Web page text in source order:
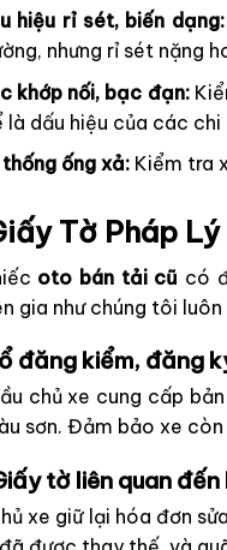
hiệu rỉ sét, biến dạng:
nhưng rỉ sét nặng
khớp nối, bạc đạn:
là dấu hiệu của các
thống ống xả: Kiểm tra
Tờ Pháp Lý
oto bán tải cũ có
gia như chúng tôi
đăng kiểm, đăng
chủ xe cung cấp
sơn. Đảm bảo xe
tờ liên quan
xe giữ lại hóa đơn